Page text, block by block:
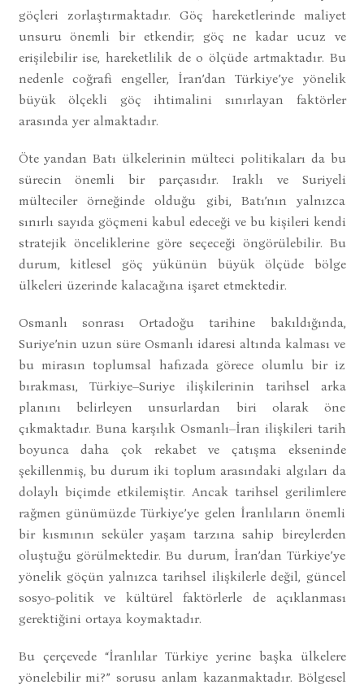
göçleri zorlaştırmaktadır. Göç hareketlerinde maliyet
unsuru önemli bir etkendir; göç ne kadar ucuz ve
erişilebilir ise, hareketlilik de o ölçüde artmaktadır. Bu
nedenle coğrafi engeller, İran’dan Türkiye’ye yönelik
büyük ölçekli göç ihtimalini sınırlayan faktörler
arasında yer almaktadır.
Öte yandan Batı ülkelerinin mülteci politikaları da bu
sürecin önemli bir parçasıdır. Iraklı ve Suriyeli
mülteciler örneğinde olduğu gibi, Batı’nın yalnızca
sınırlı sayıda göçmeni kabul edeceği ve bu kişileri kendi
stratejik önceliklerine göre seçeceği öngörülebilir. Bu
durum, kitlesel göç yükünün büyük ölçüde bölge
ülkeleri üzerinde kalacağına işaret etmektedir.
Osmanlı sonrası Ortadoğu tarihine bakıldığında,
Suriye’nin uzun süre Osmanlı idaresi altında kalması ve
bu mirasın toplumsal hafızada görece olumlu bir iz
bırakması, Türkiye–Suriye ilişkilerinin tarihsel arka
planını belirleyen unsurlardan biri olarak öne
çıkmaktadır. Buna karşılık Osmanlı–İran ilişkileri tarih
boyunca daha çok rekabet ve çatışma ekseninde
şekillenmiş, bu durum iki toplum arasındaki algıları da
dolaylı biçimde etkilemiştir. Ancak tarihsel gerilimlere
rağmen günümüzde Türkiye’ye gelen İranlıların önemli
bir kısmının seküler yaşam tarzına sahip bireylerden
oluştuğu görülmektedir. Bu durum, İran’dan Türkiye’ye
yönelik göçün yalnızca tarihsel ilişkilerle değil, güncel
sosyo-politik ve kültürel faktörlerle de açıklanması
gerektiğini ortaya koymaktadır.
Bu çerçevede “İranlılar Türkiye yerine başka ülkelere
yönelebilir mi?” sorusu anlam kazanmaktadır. Bölgesel